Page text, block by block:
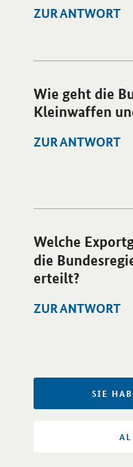
ZUR ANTWORT
Wie geht die
Kleinwaffen
ZUR ANTWORT
Welche
die
erteilt?
ZUR ANTWORT
SIE